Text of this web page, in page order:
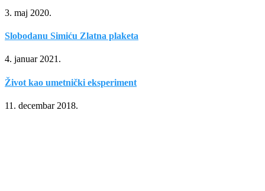
3. maj 2020.
Slobodanu Simiću Zlatna plaketa
4. januar 2021.
Život kao umetnički eksperiment
11. decembar 2018.